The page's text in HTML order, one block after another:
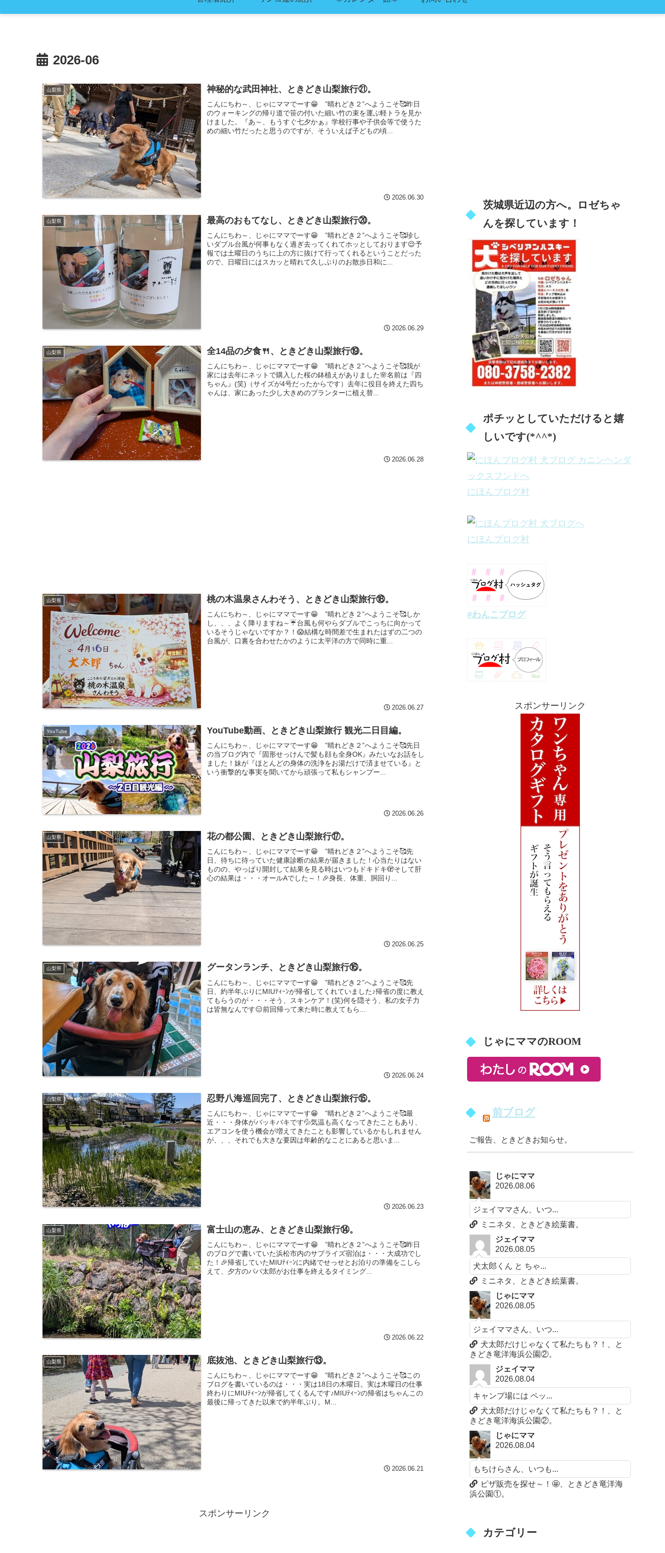
2026-06
山梨県 神秘的な武田神社、ときどき山梨旅行㉑。
こんにちわ～、じゃにママでーす😁 ”晴れどき２”へようこそ🥰昨日
のウォーキングの帰り道で笹の付いた細い竹の束を運ぶ軽トラを見か
けました。『あ～、もうすぐ七夕かぁ』学校行事や子供会等で使うた
めの細い竹だったと思うのですが、そういえば子どもの頃...
2026.06.30
山梨県 最高のおもてなし、ときどき山梨旅行⑳。
こんにちわ～、じゃにママでーす😁 ”晴れどき２”へようこそ🥰珍し
いダブル台風が何事もなく過ぎ去ってくれてホッとしております😌予
報では土曜日のうちに上の方に抜けて行ってくれるということだった
ので、日曜日にはスカッと晴れて久しぶりのお散歩日和に...
2026.06.29
山梨県 全14品の夕食🍴、ときどき山梨旅行⑲。
こんにちわ～、じゃにママでーす😁 ”晴れどき２”へようこそ🥰我が
家には去年にネットで購入した桜の鉢植えがありました🌸名前は『四
ちゃん』(笑)（サイズが4号だったからです）去年に役目を終えた四ち
ゃんは、家にあった少し大きめのプランターに植え替...
2026.06.28
山梨県 桃の木温泉さんわそう、ときどき山梨旅行⑱。
こんにちわ～、じゃにママでーす😁 ”晴れどき２”へようこそ🥰しか
し、、、よく降りますね～☔台風も何やらダブルでこっちに向かって
いるそうじゃないですか？！😱結構な時間差で生まれたはずの二つの
台風が、口裏を合わせたかのように太平洋の方で同時に重...
2026.06.27
YouTube YouTube動画、ときどき山梨旅行 観光二日目編。
こんにちわ～、じゃにママでーす😁 ”晴れどき２”へようこそ🥰先日
の当ブログ内で『固形せっけんで髪も顔も全身OK』みたいなお話をし
ました！妹が『ほとんどの身体の洗浄をお湯だけで済ませている』と
いう衝撃的な事実を聞いてから頑張って私もシャンプー...
2026.06.26
山梨県 花の都公園、ときどき山梨旅行⑰。
こんにちわ～、じゃにママでーす😁 ”晴れどき２”へようこそ🥰先
日、待ちに待っていた健康診断の結果が届きました！心当たりはない
ものの、やっぱり開封して結果を見る時はいつもドキドキ🫣そして肝
心の結果は・・・オールAでした～！🎉身長、体重、胴回り...
2026.06.25
山梨県 グータンランチ、ときどき山梨旅行⑯。
こんにちわ～、じゃにママでーす😁 ”晴れどき２”へようこそ🥰先
日、約半年ぶりにMIUﾃｨｰﾝが帰省してくれていました♪帰省の度に教え
てもらうのが・・・そう、スキンケア！(笑)何を隠そう、私の女子力
は皆無なんです😑前回帰って来た時に教えてもら...
2026.06.24
山梨県 忍野八海巡回完了、ときどき山梨旅行⑮。
こんにちわ～、じゃにママでーす😁 ”晴れどき２”へようこそ🥰最
近・・・身体がバッキバキです💦気温も高くなってきたこともあり、
エアコンを使う機会が増えてきたことも影響しているかもしれません
が、、、それでも大きな要因は年齢的なことにあると思いま...
2026.06.23
山梨県 富士山の恵み、ときどき山梨旅行⑭。
こんにちわ～、じゃにママでーす😁 ”晴れどき２”へようこそ🥰昨日
のブログで書いていた浜松市内のサプライズ宿泊は・・・大成功でし
た！🎉帰省していたMIUﾃｨｰﾝに内緒でせっせとお泊りの準備をこしら
えて、夕方のパパ太郎がお仕事を終えるタイミング...
2026.06.22
山梨県 底抜池、ときどき山梨旅行⑬。
こんにちわ～、じゃにママでーす😁 ”晴れどき２”へようこそ🥰この
ブログを書いているのは・・・実は18日の木曜日。実は木曜日の仕事
終わりにMIUﾃｨｰﾝが帰省してくるんです♪MIUﾃｨｰﾝの帰省はちゃんこの
最後に帰ってきた以来で約半年ぶり。M...
2026.06.21
スポンサーリンク
茨城県近辺の方へ。ロゼちゃ
んを探しています！
ポチッとしていただけると嬉
しいです(*^^*)
にほんブログ村
にほんブログ村
#わんこブログ
スポンサーリンク
じゃにママのROOM
前ブログ
ご報告、ときどきお知らせ。
じゃにママ
2026.08.06
ジェイママさん、いつ...
ミニネタ、ときどき絵葉書。
ジェイママ
2026.08.05
犬太郎くん と ちゃ...
ミニネタ、ときどき絵葉書。
じゃにママ
2026.08.05
ジェイママさん、いつ...
犬太郎だけじゃなくて私たちも？！、と
きどき竜洋海浜公園②。
ジェイママ
2026.08.04
キャンプ場には ペッ...
犬太郎だけじゃなくて私たちも？！、と
きどき竜洋海浜公園②。
じゃにママ
2026.08.04
もちけらさん、いつも...
ピザ販売を探せ～！🤩、ときどき竜洋海
浜公園①。
カテゴリー